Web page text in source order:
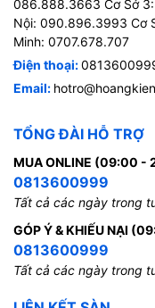
086.888.3663 Cơ Sở 3:
Nội: 090.896.3993 Cơ
Minh: 0707.678.707
Điện thoại:
Email:
TỔNG ĐÀI HỖ TRỢ
MUA ONLINE (09:00 -
0813600999
Tất cả các ngày trong
GÓP Ý & KHIẾU NẠI
0813600999
Tất cả các ngày trong